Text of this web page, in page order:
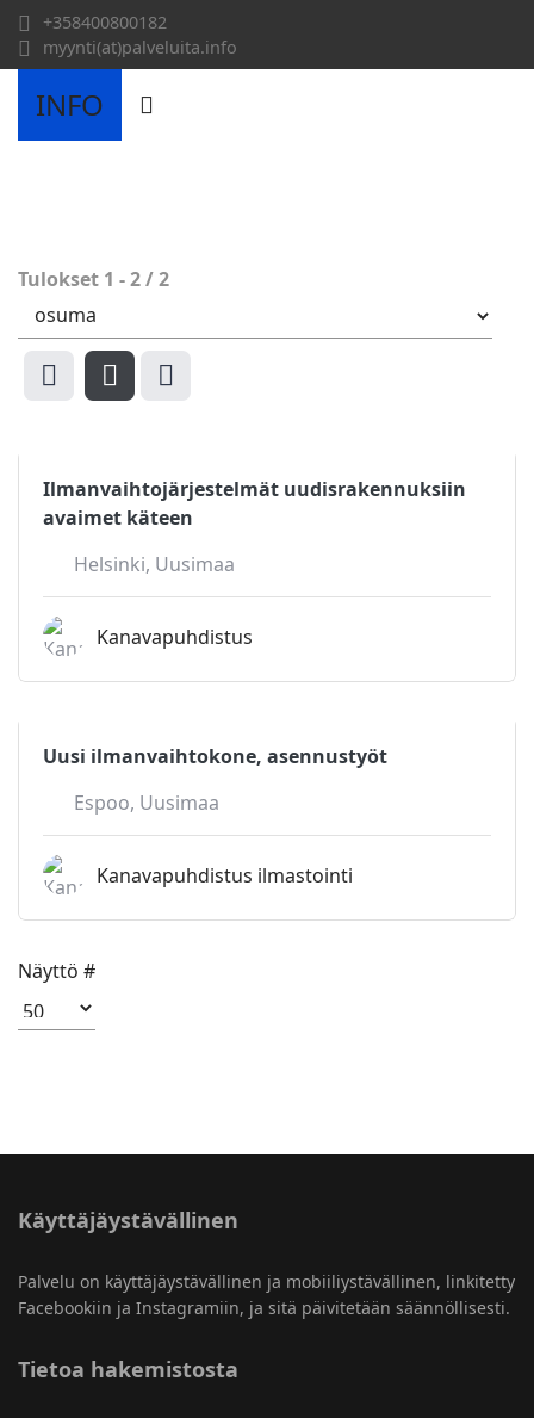
+358400800182
myynti(at)palveluita.info
INFO
Tulokset 1 -2/2
Ilmanvaihtojärjestelmät uudisrakennuksiin
avaimet käteen
Helsinki, Uusimaa
Kanavapuhdistus
Uusi ilmanvaihtokone, asennustyöt
Espoo, Uusimaa
Kanavapuhdistus ilmastointi
Näyttö #
Käyttäjäystävällinen
Palvelu on käyttäjäystävällinen ja mobiiliystävällinen, linkitetty
Facebookiin ja Instagramiin, ja sitä päivitetään säännöllisesti.
Tietoa hakemistosta